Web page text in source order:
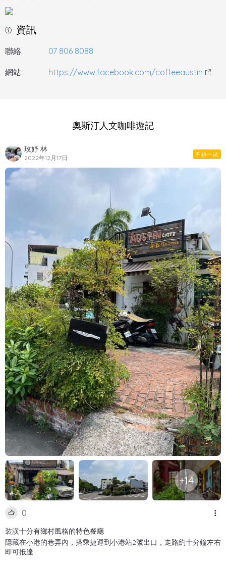
資訊
聯絡: 07 806 8088
網站: https://www.facebook.com/coffeeaustin
奧斯汀人文咖啡遊記
玫妤 林
2022年12月17日 不妨一試
+14
0
裝潢十分有鄉村風格的特色餐廳
隱藏在小港的巷弄內，搭乘捷運到小港站2號出口，走路約十分鐘左右
即可抵達